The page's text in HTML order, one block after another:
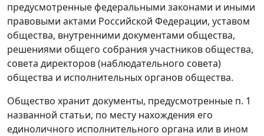
предусмотренные федеральными законами и иными
правовыми актами Российской Федерации, уставом
общества, внутренними документами общества,
решениями общего собрания участников общества,
совета директоров (наблюдательного совета)
общества и исполнительных органов общества.
Общество хранит документы, предусмотренные п. 1
названной статьи, по месту нахождения его
единоличного исполнительного органа или в ином